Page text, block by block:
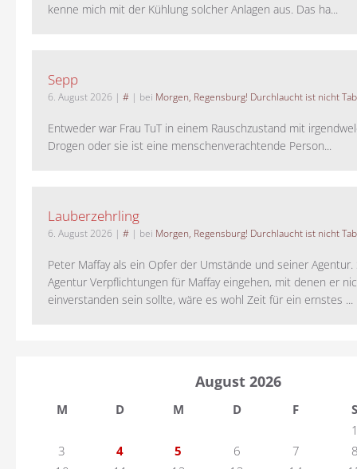
kenne mich mit der Kühlung solcher Anlagen aus. Das ha...
Sepp
6. August 2026 | # | bei Morgen, Regensburg! Durchlaucht ist nicht
Entweder war Frau TuT in einem Rauschzustand mit
Drogen oder sie ist eine menschenverachtende Person...
Lauberzehrling
6. August 2026 | # | bei Morgen, Regensburg! Durchlaucht ist nicht
Peter Maffay als ein Opfer der Umstände und seiner Agentur.
Agentur Verpflichtungen für Maffay eingehen, mit denen er
einverstanden sein sollte, wäre es wohl Zeit für ein ernstes ...
August 2026
M D M D F
S
3
4 5 6 7